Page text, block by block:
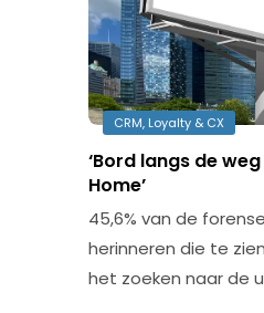
CRM, Loyalty & CX
‘Bord langs de
Home’
45,6% van de
herinneren die te
het zoeken naar de